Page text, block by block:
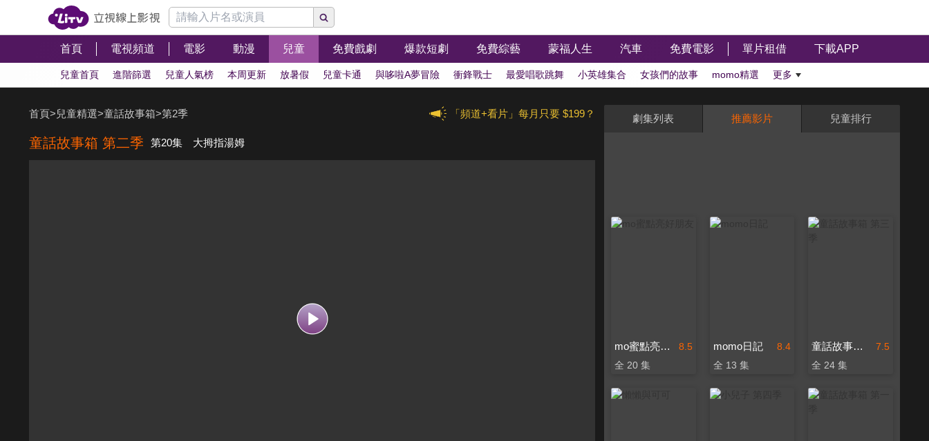
首頁 電視頻道 電影 動漫 兒童 免費戲劇 爆款短劇 免費綜藝 蒙福人生 汽車 免費電影 單片租借 下載APP
兒童首頁 進階篩選 兒童人氣榜 本周更新 放暑假 兒童卡通 與哆啦A夢冒險 衝鋒戰士 最愛唱歌跳舞 小英雄集合 女孩們的故事 momo精選 更多
「頻道+看片」每月只要 $199？
首頁>兒童精選>童話故事箱>第2季
童話故事箱 第二季 第20集 大拇指湯姆
劇集列表 推薦影片 兒童排行
8.5
mo蜜點亮好朋友
全 20 集
8.4
momo日記
全 13 集
7.5
童話故事箱 第三季
全 24 集